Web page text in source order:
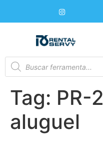
Tag: PR-
aluguel